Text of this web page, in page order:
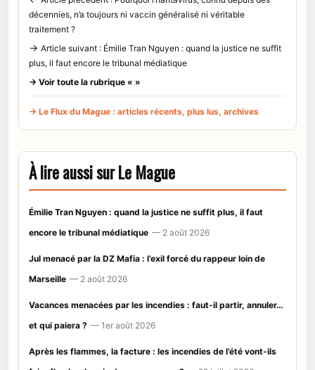
décennies, n’a toujours ni vaccin généralisé ni véritable
traitement ?
→ Article suivant : Émilie Tran Nguyen : quand la justice ne suffit
plus, il faut encore le tribunal médiatique
→ Voir toute la rubrique « »
→ Le Flux du Mague : articles récents, plus lus, archives
À lire aussi sur Le Mague
Émilie Tran Nguyen : quand la justice ne suffit plus, il faut
encore le tribunal médiatique — 2 août 2026
Jul menacé par la DZ Mafia : l’exil forcé du rappeur loin de
Marseille — 2 août 2026
Vacances menacées par les incendies : faut-il partir, annuler…
et qui paiera ? — 1er août 2026
Après les flammes, la facture : les incendies de l’été vont-ils